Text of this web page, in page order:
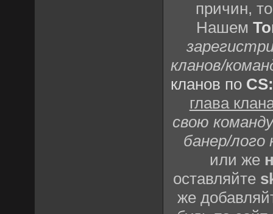
причин,
Нашем
кланов/
кланов по
глава
свою
банер/лого
или же
оставляйте
же